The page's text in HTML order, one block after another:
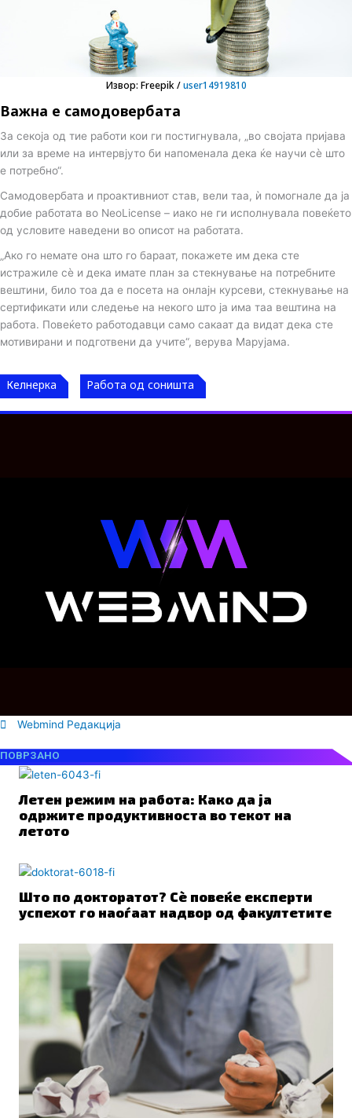
Извор: Freepik /user14919810
Важнa е самодовербата
За секоја од тие работи кои ги постигнувала, „во својата пријава
или за време на интервјуто би напоменала дека ќе научи сè што
е потребно“.
Самодовербата и проактивниот став, вели таа, ѝ помогнале да ја
добие работата во NeoLicense – иако не ги исполнувала повеќето
од условите наведени во описот на работата.
„Ако го немате она што го бараат, покажете им дека сте
истражиле сè и дека имате план за стекнување на потребните
вештини, било тоа да е посета на онлајн курсеви, стекнување на
сертификати или следење на некого што ја има таа вештина на
работа. Повеќето работодавци само сакаат да видат дека сте
мотивирани и подготвени да учите“, верува Марујама.
Келнерка Работа од соништа
Webmind Редакција
ПОВРЗАНО
Летен режим на работа: Како да ја
одржите продуктивноста во текот на
летото
Што по докторатот? Сè повеќе експерти
успехот го наоѓаат надвор од факултетите